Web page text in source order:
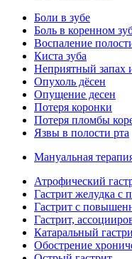
Боли в зубе
Боль в коренном
Воспаление
Киста зуба
Неприятный запах
Опухоль дёсен
Опущение десен
Потеря коронки
Потеря пломбы
Язвы в полости рта
Мануальная
Атрофический
Гастрит желудка с
Гастрит с
Гастрит,
Катаральный
Обострение